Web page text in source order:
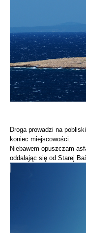
Droga prowadzi na
koniec miejscowości.
Niebawem opuszczam
oddalając się od Starej